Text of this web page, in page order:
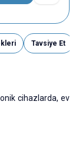
Tavsiye Et
cihazlarda, ev